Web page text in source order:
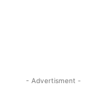
- Advertisment -